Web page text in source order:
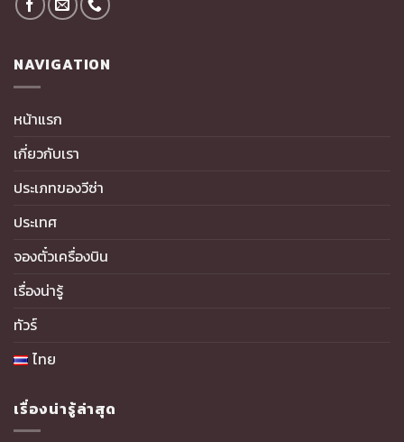
NAVIGATION
หน้าแรก
เกี่ยวกับเรา
ประเภทของวีซ่า
ประเทศ
จองตั๋วเครื่องบิน
เรื่องน่ารู้
ทัวร์
ไทย
เรื่องน่ารู้ล่าสุด